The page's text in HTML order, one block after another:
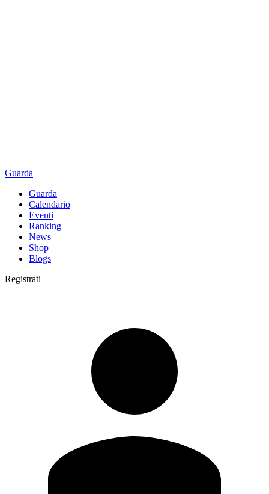
Guarda
Guarda
Calendario
Eventi
Ranking
News
Shop
Blogs
Registrati